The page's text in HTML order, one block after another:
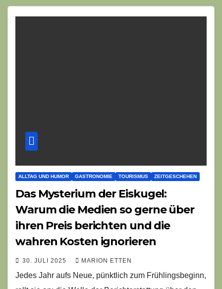
ALLTAG UND HUMOR GASTRONOMIE TOURISMUS ZEITGESCHEHEN
Das Mysterium der Eiskugel:
Warum die Medien so gerne über
ihren Preis berichten und die
wahren Kosten ignorieren
30. JULI 2025 MARION ETTEN
Jedes Jahr aufs Neue, pünktlich zum Frühlingsbeginn,